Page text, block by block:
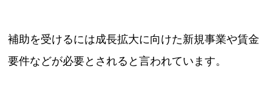
補助を受けるには成長拡大に向けた新規事業や賃金
要件などが必要とされると言われています。